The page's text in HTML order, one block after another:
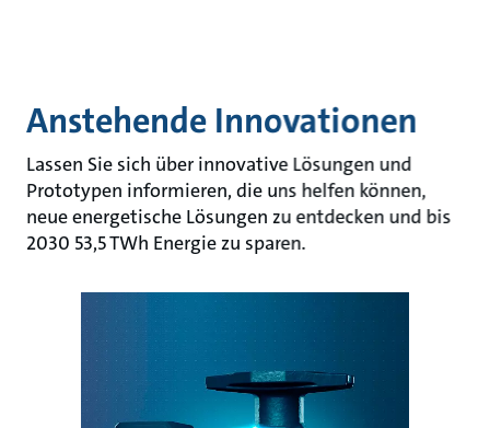
Anstehende Innovationen
Lassen Sie sich über innovative Lösungen und
Prototypen informieren, die uns helfen können,
neue energetische Lösungen zu entdecken und bis
2030 53,5 TWh Energie zu sparen.